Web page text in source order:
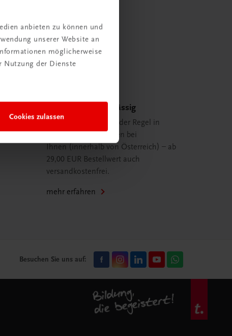
anbieten zu können und
unserer Website an
möglicherweise
Nutzung der Dienste
Cookies zulassen
Schnell und zuverlässig
Ihre Bestellung ist in der Regel in
spätestens 48 Stunden bei
Ihnen (innerhalb von Österreich) – ab
29,00 EUR Bestellwert auch
versandkostenfrei.
mehr erfahren
Besuchen Sie uns auf: